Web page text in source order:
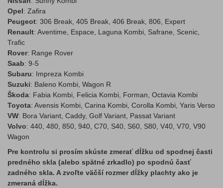
Opel: Zafira
Peugeot: 306 Break, 405 Break, 406 Break, 806, Expert
Renault: Aventime, Espace, Laguna Kombi, Safrane, Scenic,
Trafic
Rover: Range Rover
Saab: 9-5
Subaru: Impreza Kombi
Suzuki: Baleno Kombi, Wagon R
Škoda: Fabia Kombi, Felicia Kombi, Forman, Octavia Kombi
Toyota: Avensis Kombi, Carina Kombi, Corolla Kombi, Yaris Verso
VW: Bora Variant, Caddy, Golf Variant, Passat Variant
Volvo: 440, 480, 850, 940, C70, S40, S60, S80, V40, V70, V90
Wagon
Pre kontrolu si prosím skúste zmerať dĺžku od spodnej časti
predného skla (alebo spätné zrkadlo) po spodnú časť
zadného skla. A zvoľte väčší rozmer dĺžky plachty ako je
zmeraná dĺžka.